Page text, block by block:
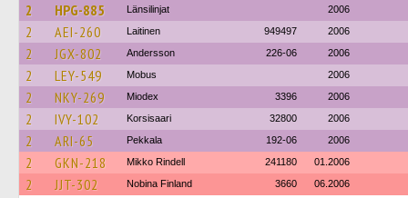
2 HPG-885 Länsilinjat 2006
2 AEI-260 Laitinen 949497 2006
2 JGX-802 Andersson 226-06 2006
2 LEY-549 Mobus 2006
2 NKY-269 Miodex 3396 2006
2 IVY-102 Korsisaari 32800 2006
2 ARI-65 Pekkala 192-06 2006
2 GKN-218 Mikko Rindell 241180 01.2006
2 JJT-302 Nobina Finland 3660 06.2006